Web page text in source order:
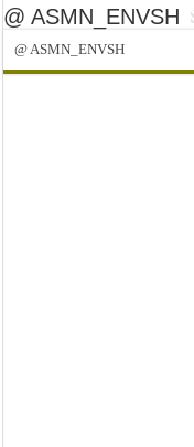
@ ASMN_ENVSH
@ ASMN_ENVSH